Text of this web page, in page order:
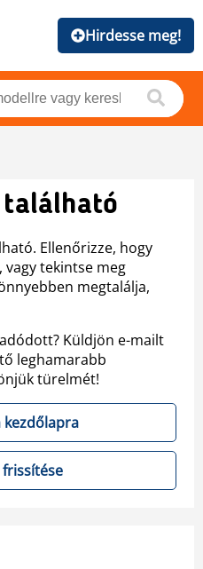
Hirdesse meg!
található
Ellenőrizze, hogy
vagy tekintse meg
megtalálja,
Küldjön e-mailt
leghamarabb
türelmét!
kezdőlapra
frissítése